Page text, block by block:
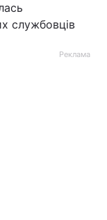
службовців
Реклама